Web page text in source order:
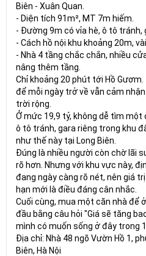
Biên - Xuân Quan.
- Diện tích 91m², MT 7m hiếm.
- Đường 9m có vỉa hè, ô tô tránh,
- Cách hồ nội khu khoảng 20m,
- Nhà 4 tầng chắc chắn, nhiều
nâng thêm tầng.
Chỉ khoảng 20 phút tới Hồ
để mỗi ngày trở về vẫn cảm
trời rộng.
Ở mức 19,9 tỷ, không dễ tìm một
ô tô tránh, gara riêng trong khu
như thế này tại Long Biên.
Đúng là nhiều người còn chờ lãi
rõ hơn. Nhưng với khu vực này,
đang ngày càng rõ nét, nên giá
hạn mới là điều đáng cân nhắc.
Cuối cùng, mua một căn nhà để
đầu bằng câu hỏi "Giá sẽ tăng
mình có muốn sống ở đây trong
Địa chỉ: Nhà 48 ngõ Vườn Hồ 1,
Biên, Hà Nội